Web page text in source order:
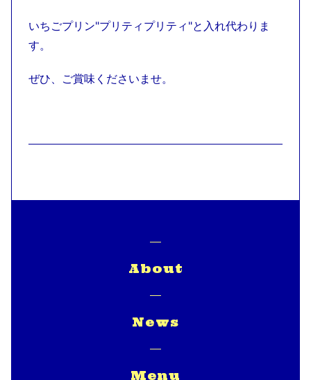
いちごプリン"プリティプリティ"と入れ代わりま
す。
ぜひ、ご賞味くださいませ。
About
News
Menu